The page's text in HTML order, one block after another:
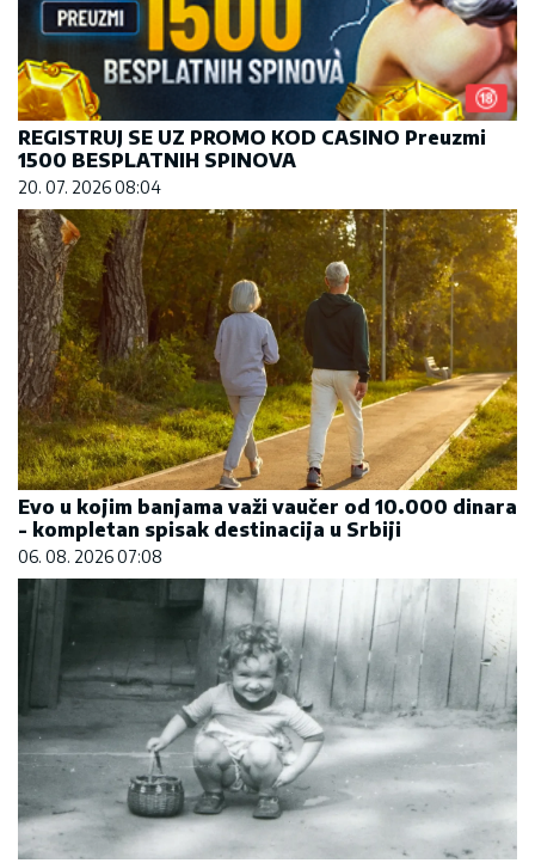
REGISTRUJ SE UZ PROMO KOD CASINO Preuzmi
1500 BESPLATNIH SPINOVA
20. 07. 2026 08:04
Evo u kojim banjama važi vaučer od 10.000 dinara
- kompletan spisak destinacija u Srbiji
06. 08. 2026 07:08